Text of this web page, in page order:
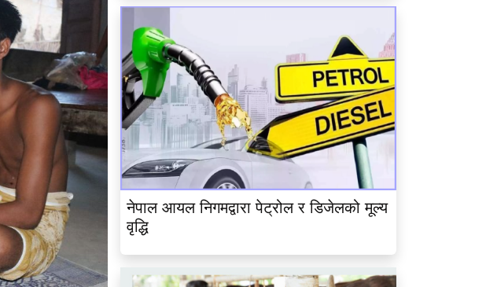
नेपाल आयल निगमद्वारा पेट्रोल र डिजेलको मूल्य
वृद्धि